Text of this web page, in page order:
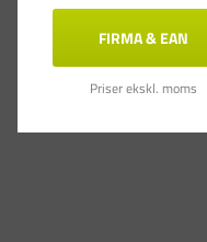
FIRMA & EAN
Priser ekskl. moms